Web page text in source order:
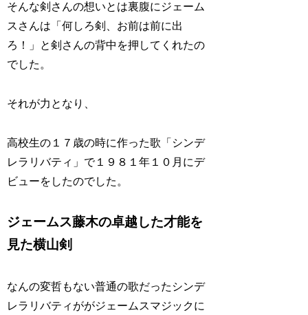
そんな剣さんの想いとは裏腹にジェーム
スさんは「何しろ剣、お前は前に出
ろ！」と剣さんの背中を押してくれたの
でした。
それが力となり、
高校生の１７歳の時に作った歌「シンデ
レラリバティ」で１９８１年１０月にデ
ビューをしたのでした。
ジェームス藤木の卓越した才能を
見た横山剣
なんの変哲もない普通の歌だったシンデ
レラリバティががジェームスマジックに